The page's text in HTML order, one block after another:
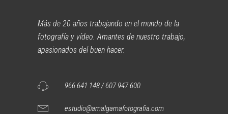
Más de 20 años trabajando en el mundo de la
fotografía y vídeo. Amantes de nuestro trabajo,
apasionados del buen hacer.
966 641 148 / 607 947 600
estudio@amalgamafotografia.com